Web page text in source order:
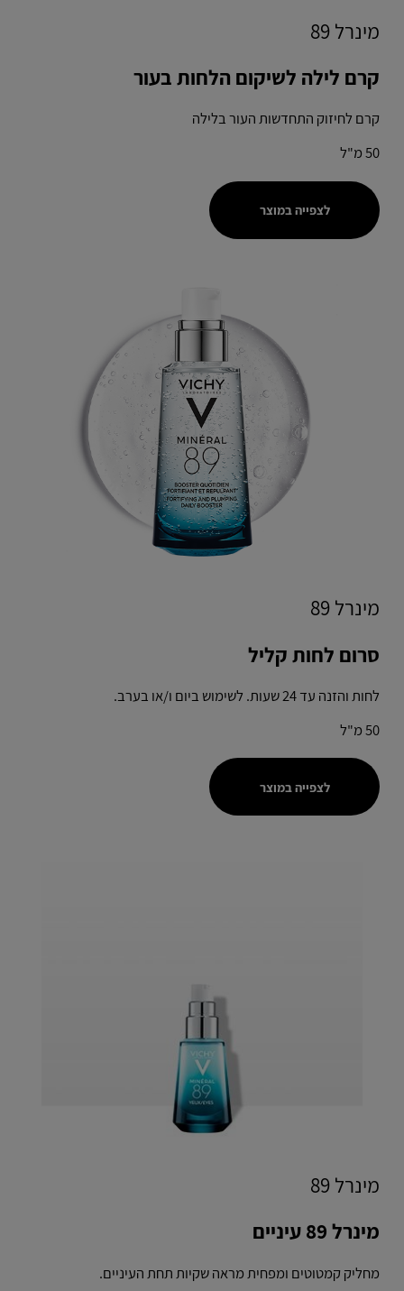
מינרל 89
קרם לילה לשיקום הלחות בעור
קרם לחיזוק התחדשות העור בלילה
50 מ"ל
לצפייה במוצר
מינרל 89
סרום לחות קליל
לחות והזנה עד 24 שעות. לשימוש ביום ו/או בערב.
50 מ"ל
לצפייה במוצר
מינרל 89
מינרל 89 עיניים
מחליק קמטוטים ומפחית מראה שקיות תחת העיניים.